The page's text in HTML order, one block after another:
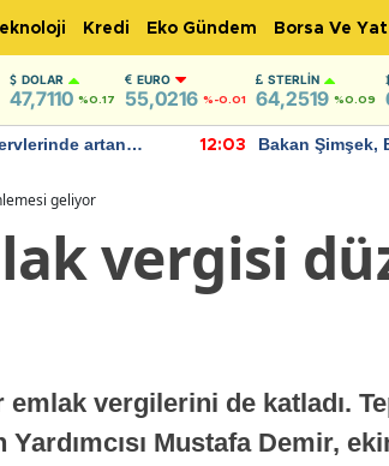
Kredi Eko Gündem Borsa Ve
DOLAR
47,7110 %0.17
EURO
55,0216 %-0.01
STERLIN
64,2519 %0.09
artan
12:03
Bakan Şimşek,
geliyor
vergisi
vergilerini de katladı.
Mustafa Demir,